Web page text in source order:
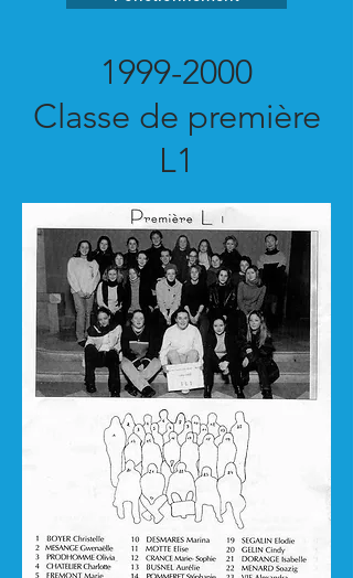
1999-2000
Classe de première
L1